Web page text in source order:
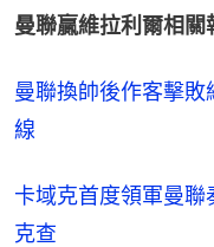
曼聯贏維拉利爾相關
曼聯換帥後作客擊
線
卡域克首度領軍曼
克查